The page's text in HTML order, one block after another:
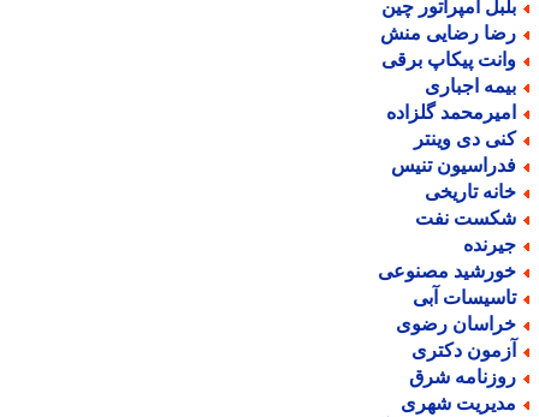
امپراتور چین
رضایی منش
پیکاپ برقی
اجباری
گلزاده
دی وینتر
تنیس
تاریخی
نفت
مصنوعی
آبی
رضوی
دکتری
شرق
شهری